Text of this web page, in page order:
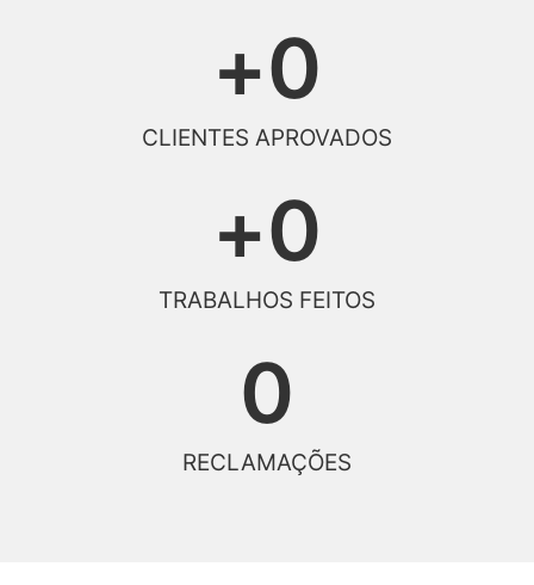
CLIENTES APROVADOS
+0
TRABALHOS FEITOS
+0
RECLAMAÇÕES
0